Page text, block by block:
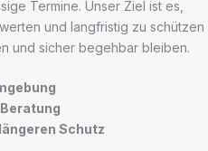
Termine. Unser Ziel ist es,
und langfristig zu schützen
und sicher begehbar bleiben.
Schutz